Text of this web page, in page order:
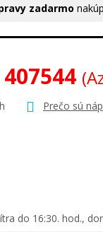
zadarmo
Prečo sú
do 16:30. hod.,